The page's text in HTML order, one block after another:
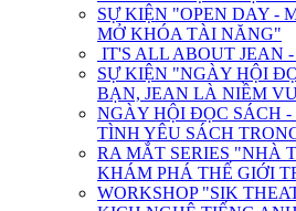
SỰ KIỆN "OPEN DAY -
MỞ KHÓA TÀI NĂNG"
IT'S ALL ABOUT JEAN
SỰ KIỆN "NGÀY HỘI
BẠN, JEAN LÀ NIỀM
NGÀY HỘI ĐỌC SÁCH
TÌNH YÊU SÁCH
RA MẮT SERIES "NHÀ
KHÁM PHÁ THẾ GIỚI
WORKSHOP "SIK